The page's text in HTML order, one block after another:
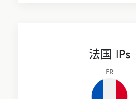
法国 IPs
FR